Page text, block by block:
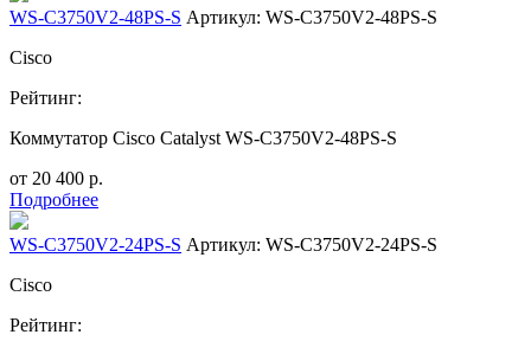
WS-C3750V2-48PS-S Артикул: WS-C3750V2-48PS-S
Cisco
Рейтинг:
Коммутатор Cisco Catalyst WS-C3750V2-48PS-S
от 20 400 р.
Подробнее
WS-C3750V2-24PS-S Артикул: WS-C3750V2-24PS-S
Cisco
Рейтинг: